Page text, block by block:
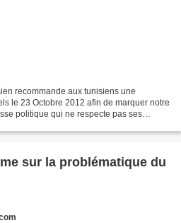
recommande aux tunisiens une
le 23 Octobre 2012 afin de marquer notre
politique qui ne respecte pas ses
sur la problématique du